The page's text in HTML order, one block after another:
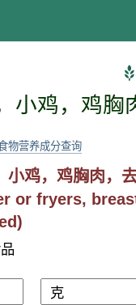
小鸡，鸡胸
物营养成分查询
小鸡，鸡胸肉，
or fryers,